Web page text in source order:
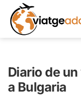
Diario de
a Bulgaria